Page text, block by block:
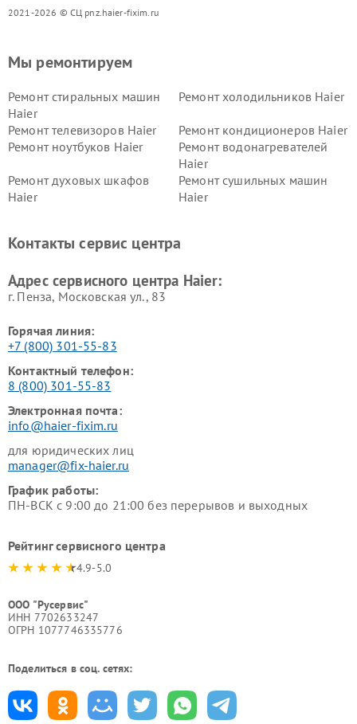
2021-2026 © СЦ pnz.haier-fixim.ru
Мы ремонтируем
Ремонт стиральных машин
Haier
Ремонт холодильников Haier
Ремонт телевизоров Haier
Ремонт кондиционеров Haier
Ремонт ноутбуков Haier
Ремонт водонагревателей
Haier
Ремонт духовых шкафов
Haier
Ремонт сушильных машин
Haier
Ремонт роботов-пылесосов
Ремонт посудомоечных
Контакты сервис центра
Адрес сервисного центра Haier:
г. Пенза, Московская ул., 83
Горячая линия:
+7 (800) 301-55-83
Контактный телефон:
8 (800) 301-55-83
Электронная почта:
info@haier-fixim.ru
для юридических лиц
manager@fix-haier.ru
График работы:
ПН-ВСК с 9:00 до 21:00 без перерывов и выходных
Рейтинг сервисного центра
4.9-5.0
ООО "Русервис"
ИНН 7702633247
ОГРН 1077746335776
Поделиться в соц. сетях: